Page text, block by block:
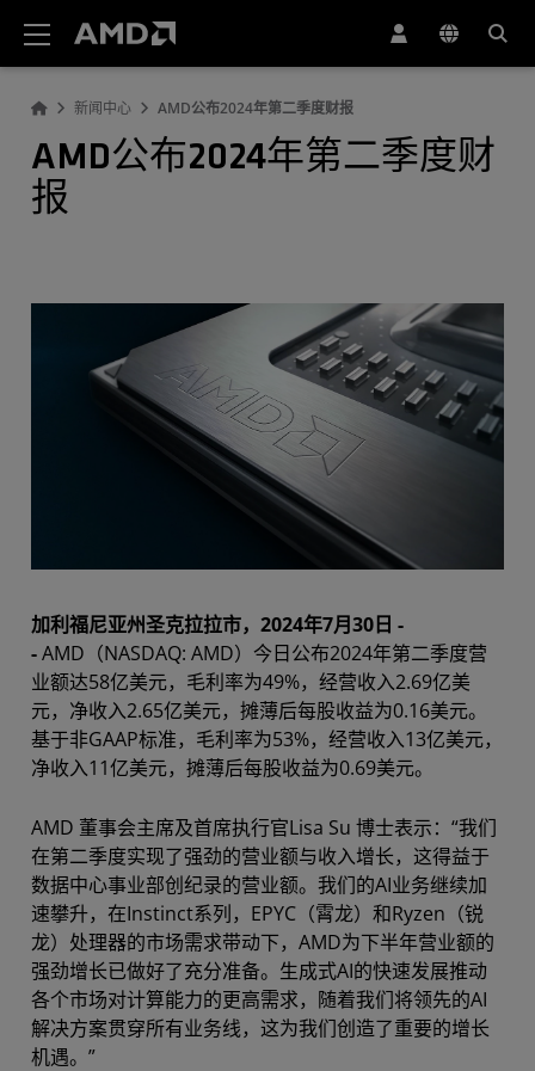
新闻中心 AMD公布2024年第二季度财报
AMD公布2024年第二季度财
报
加利福尼亚州圣克拉拉市，2024年7月30日 -
-AMD（NASDAQ: AMD）今日公布2024年第二季度营
业额达58亿美元，毛利率为49%，经营收入2.69亿美
元，净收入2.65亿美元，摊薄后每股收益为0.16美元。
基于非GAAP标准，毛利率为53%，经营收入13亿美元，
净收入11亿美元，摊薄后每股收益为0.69美元。
AMD 董事会主席及首席执行官Lisa Su 博士表示：“我们
在第二季度实现了强劲的营业额与收入增长，这得益于
数据中心事业部创纪录的营业额。我们的AI业务继续加
速攀升，在Instinct系列，EPYC（霄龙）和Ryzen（锐
龙）处理器的市场需求带动下，AMD为下半年营业额的
强劲增长已做好了充分准备。生成式AI的快速发展推动
各个市场对计算能力的更高需求，随着我们将领先的AI
解决方案贯穿所有业务线，这为我们创造了重要的增长
机遇。”